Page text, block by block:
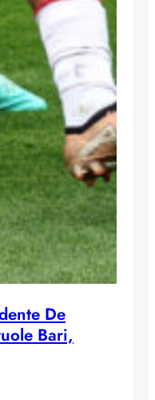
De
Bari,